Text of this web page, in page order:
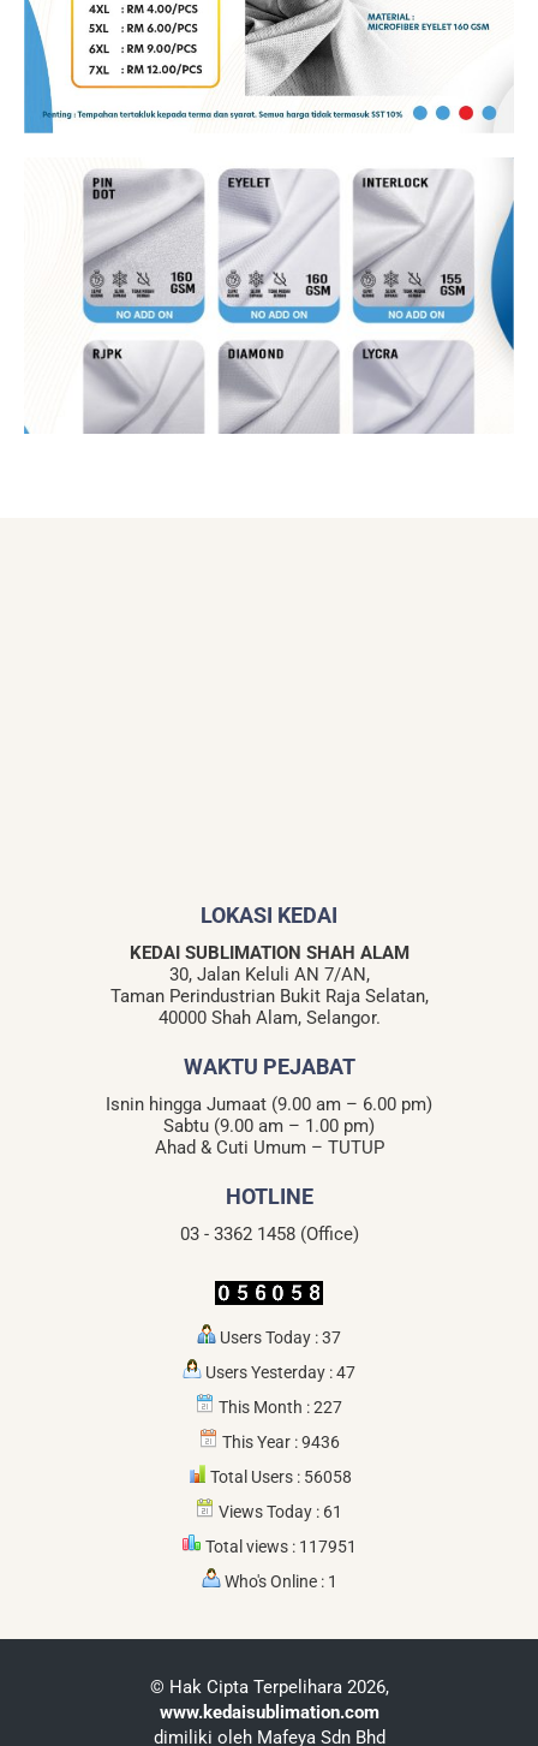
LOKASI KEDAI
KEDAI SUBLIMATION SHAH ALAM
30, Jalan Keluli AN 7/AN,
Taman Perindustrian Bukit Raja Selatan,
40000 Shah Alam, Selangor.
WAKTU PEJABAT
Isnin hingga Jumaat (9.00 am – 6.00 pm)
Sabtu (9.00 am – 1.00 pm)
Ahad & Cuti Umum – TUTUP
HOTLINE
03 - 3362 1458 (Office)
Users Today : 37
Users Yesterday : 47
This Month : 227
This Year : 9436
Total Users : 56058
Views Today : 61
Total views : 117951
Who's Online : 1
© Hak Cipta Terpelihara 2026,
www.kedaisublimation.com
dimiliki oleh Mafeya Sdn Bhd